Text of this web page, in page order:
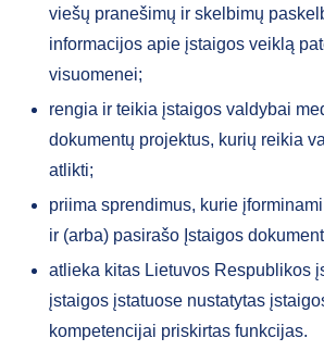
viešų pranešimų ir skelbimų
informacijos apie įstaigos veiklą
visuomenei;
rengia ir teikia įstaigos valdybai
dokumentų projektus, kurių reikia
atlikti;
priima sprendimus, kurie
ir (arba) pasirašo Įstaigos
atlieka kitas Lietuvos Respublikos
įstaigos įstatuose nustatytas
kompetencijai priskirtas funkcijas.